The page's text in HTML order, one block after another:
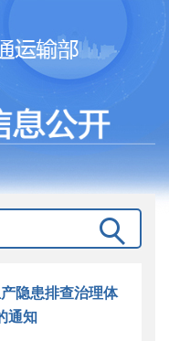
隐患排查治理体
通知